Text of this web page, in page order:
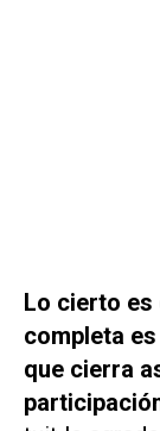
Lo cierto es
completa
que cierra